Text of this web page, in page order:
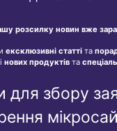
розсилку новин вже
ексклюзивні статті та
нових продуктів та
для збору